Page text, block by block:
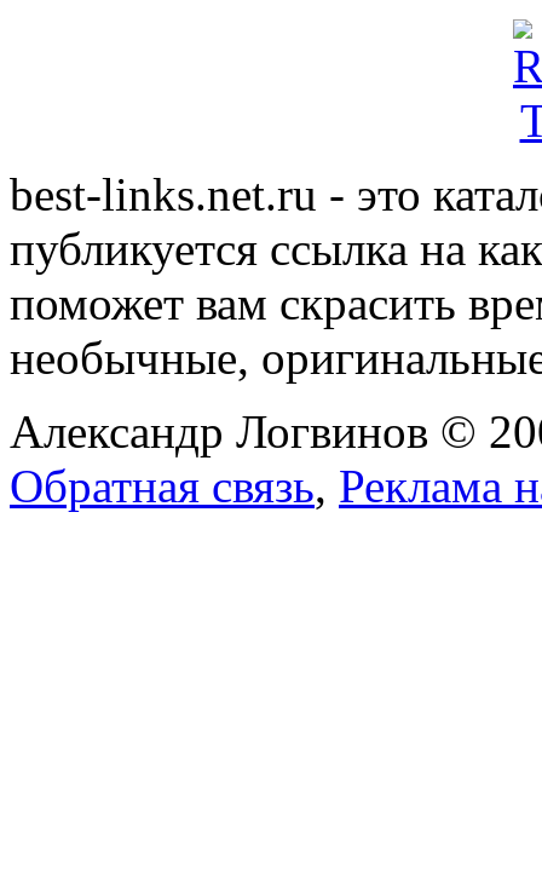
best-links.net.ru - это
публикуется ссылка на
поможет вам скрасить
необычные,
Александр Логвинов ©
Обратная связь, Реклама